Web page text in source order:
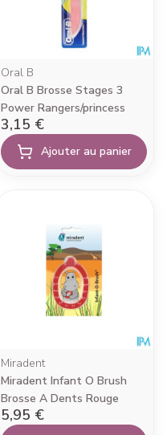
Oral B
Oral B Brosse Stages 3
Power Rangers/princess
3,15 €
Ajouter au panier
Miradent
Miradent Infant O Brush
Brosse A Dents Rouge
5,95 €